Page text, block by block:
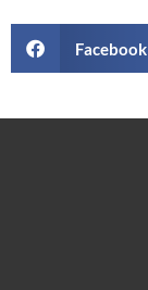
Facebook